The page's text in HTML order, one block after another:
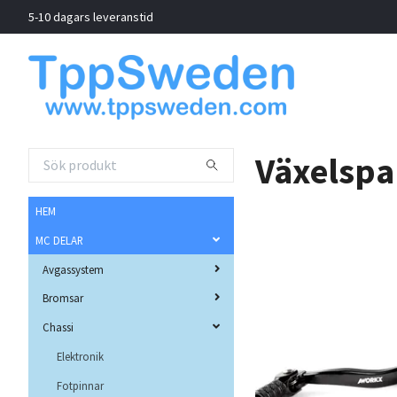
5-10 dagars leveranstid
HEM
MC DELAR
Avgassystem
Bromsar
Chassi
Elektronik
Fotpinnar